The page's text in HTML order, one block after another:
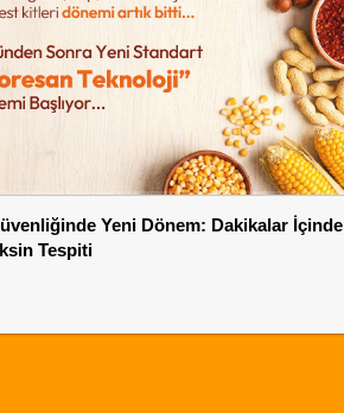
Yeni Dönem: Dakikalar İçinde
Tespiti